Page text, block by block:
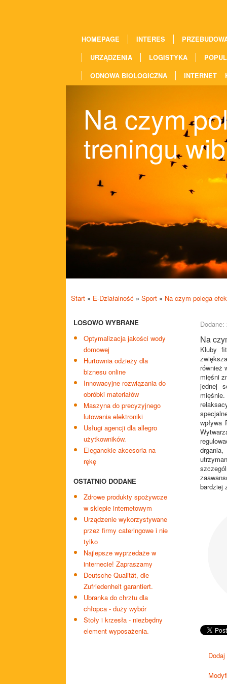
HOMEPAGE INTERES
URZĄDZENIA
LOGISTYKA
ODNOWA BIOLOGICZNA
INTERNET
Na czym
treningu
Start » E-Działalność » Sport » Na czym polega
LOSOWO WYBRANE
Optymalizacja jakości wody
domowej
Hurtownia odzieży dla
biznesu online
Innowacyjne rozwiązania do
obróbki materiałów
Maszyna do precyzyjnego
lutowania elektroniki
Usługi agencji dla allegro
użytkowników.
Eleganckie akcesoria na
rękę
OSTATNIO DODANE
Zdrowe produkty spożywcze
w sklepie internetowym
Urządzenie wykorzystywane
przez firmy cateringowe i nie
tylko
Najlepsze wyprzedaże w
internecie! Zapraszamy
Deutsche Qualität, die
Zufriedenheit garantiert.
Ubranka do chrztu dla
chłopca - duży wybór
Stoły i krzesła - niezbędny
element wyposażenia.
Dodane:
Na
Kluby
również
mięśni
jednej
wpływa
bardziej